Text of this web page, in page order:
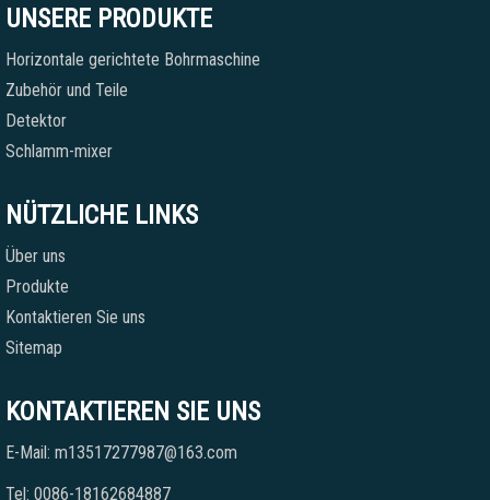
UNSERE PRODUKTE
Horizontale gerichtete Bohrmaschine
Zubehör und Teile
Detektor
Schlamm-mixer
NÜTZLICHE LINKS
Über uns
Produkte
Kontaktieren Sie uns
Sitemap
KONTAKTIEREN SIE UNS
E-Mail: m13517277987@163.com
Tel: 0086-18162684887